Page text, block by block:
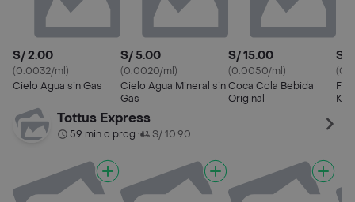
S/ 2.00
(0.0032/ml)
Cielo Agua sin Gas
S/ 5.00
(0.0020/ml)
Cielo Agua Mineral sin
Gas
S/ 15.00
(0.0050/ml)
Coca Cola Bebida
Original
S/
Tottus Express
59 min o prog.• S/ 10.90